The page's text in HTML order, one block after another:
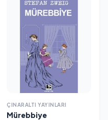
ÇINARALTI YAYINLARI
Mürebbiye